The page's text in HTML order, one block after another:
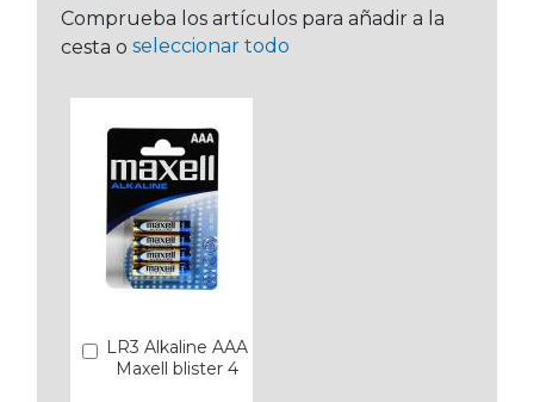
Comprueba los artículos para añadir a la
cesta o seleccionar todo
LR3 Alkaline AAA
Maxell blister 4
Añadir